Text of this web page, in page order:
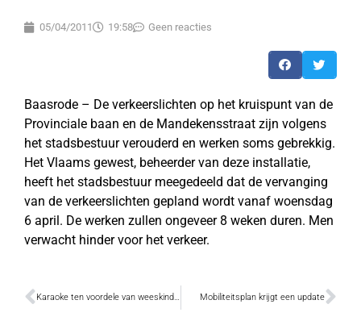
05/04/2011 19:58 Geen reacties
Baasrode – De verkeerslichten op het kruispunt van de
Provinciale baan en de Mandekensstraat zijn volgens
het stadsbestuur verouderd en werken soms gebrekkig.
Het Vlaams gewest, beheerder van deze installatie,
heeft het stadsbestuur meegedeeld dat de vervanging
van de verkeerslichten gepland wordt vanaf woensdag
6 april. De werken zullen ongeveer 8 weken duren. Men
verwacht hinder voor het verkeer.
Karaoke ten voordele van weeskinderen Mobiliteitsplan krijgt een update